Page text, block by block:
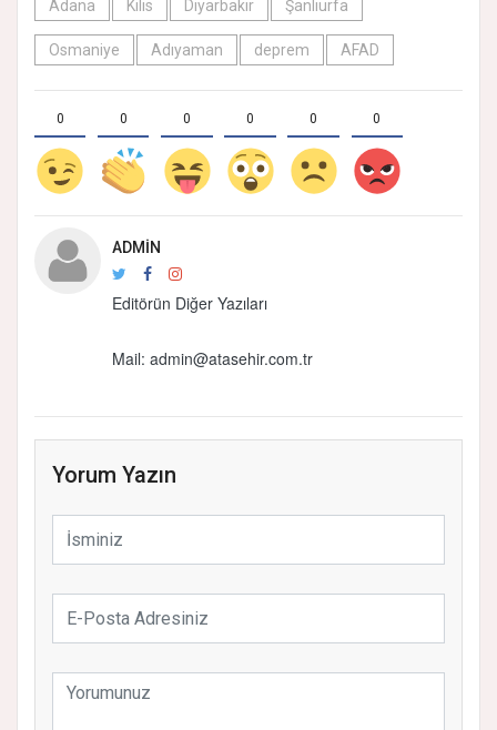
Adana Kilis Diyarbakır Şanlıurfa
Osmaniye Adıyaman deprem AFAD
0 0 0 0 0 0
ADMIN
Editörün Diğer Yazıları
Mail: admin@atasehir.com.tr
Yorum Yazın